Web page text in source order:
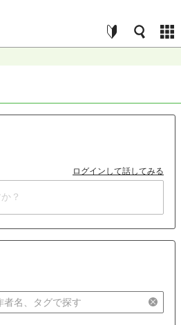
ログインして話してみる